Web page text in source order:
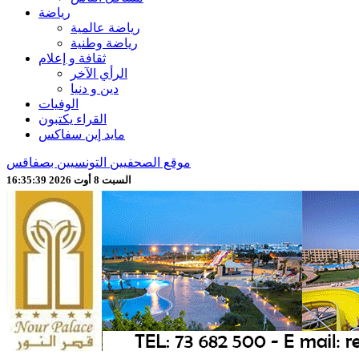
رياضة
رياضة عالمية
رياضة وطنية
ثقافة و إعلام
الرأي الآخر
دين و دنيا
الوفيات
القراء يكتبون
مايد إين سفاكس
موقع الصحفيين التونسيين بصفاقس
السبت 8 أوت 2026 16:35:41